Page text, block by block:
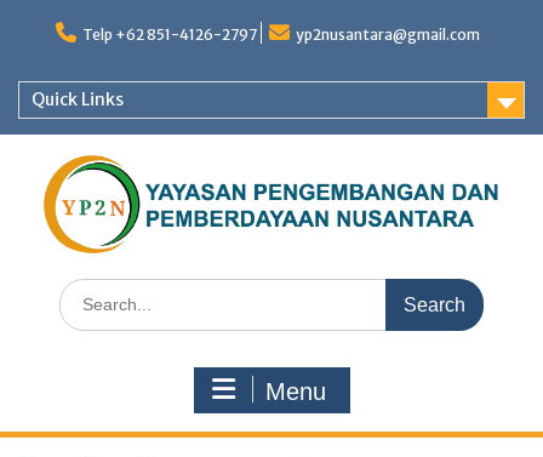
Telp +62 851-4126-2797 yp2nusantara@gmail.com
Quick Links
Search
for:
Menu